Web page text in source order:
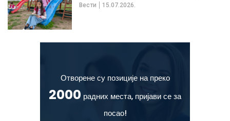
Вести 15.07.2026.
Отворене су позиције на преко
2000 радних места, пријави се за
посао!